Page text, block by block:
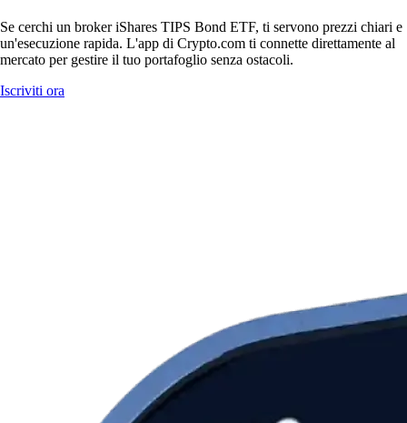
Se cerchi un broker iShares TIPS Bond ETF, ti servono prezzi chiari e
un'esecuzione rapida. L'app di Crypto.com ti connette direttamente al
mercato per gestire il tuo portafoglio senza ostacoli.
Iscriviti ora